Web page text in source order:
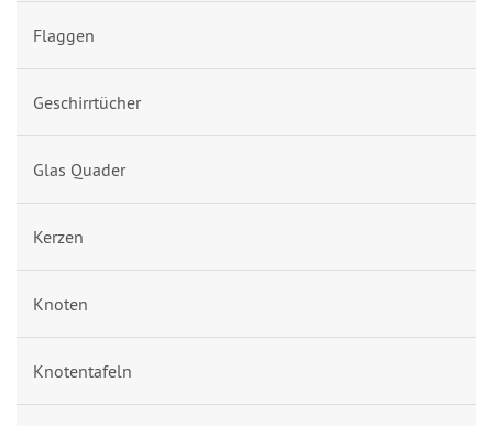
Flaggen
Geschirrtücher
Glas Quader
Kerzen
Knoten
Knotentafeln